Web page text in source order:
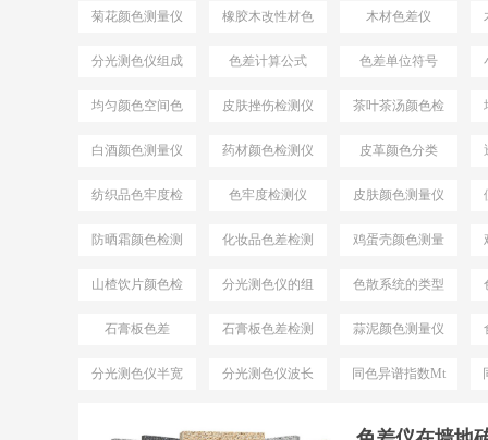
菊花颜色测量仪 橡胶木改性材色 木材色差仪
分光测色仪组成 色差计算公式 色差单位符号
均匀颜色空间色 皮肤挫伤检测仪 茶叶茶汤颜色检
白酒颜色测量仪 药材颜色检测仪 皮革颜色分类
纺织品色牢度检 色牢度检测仪 皮肤颜色测量仪
防晒霜颜色检测 化妆品色差检测 鸡蛋壳颜色测量
山楂饮片颜色检 分光测色仪的组 色散系统的类型
石膏板色差 石膏板色差检测 蒜泥颜色测量仪
分光测色仪半宽 分光测色仪波长 同色异谱指数Mt